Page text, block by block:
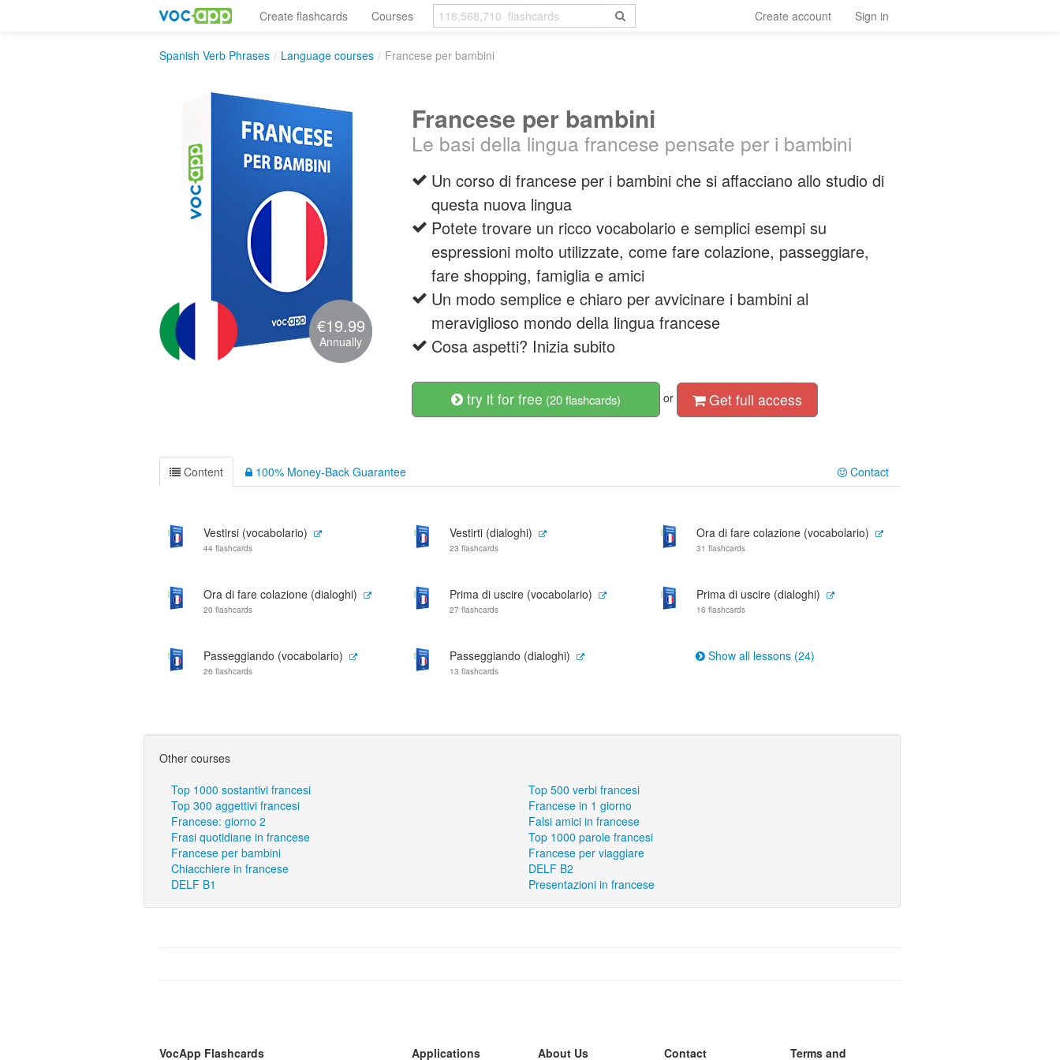
Create flashcards Courses Create account Sign in
Spanish Verb Phrases / Language courses / Francese per bambini
€19.99
Annually
Francese per bambini
Le basi della lingua francese pensate per i bambini
Un corso di francese per i bambini che si affacciano allo studio di
questa nuova lingua
Potete trovare un ricco vocabolario e semplici esempi su
espressioni molto utilizzate, come fare colazione, passeggiare,
fare shopping, famiglia e amici
Un modo semplice e chiaro per avvicinare i bambini al
meraviglioso mondo della lingua francese
Cosa aspetti? Inizia subito
try it for free (20 flashcards) or Get full access
Content 100% Money-Back Guarantee Contact
Vestirsi (vocabolario)
44 flashcards
Vestirti (dialoghi)
23 flashcards
Ora di fare colazione (vocabolario)
31 flashcards
Ora di fare colazione (dialoghi)
20 flashcards
Prima di uscire (vocabolario)
27 flashcards
Prima di uscire (dialoghi)
16 flashcards
Passeggiando (vocabolario)
26 flashcards
Passeggiando (dialoghi)
13 flashcards
Show all lessons (24)
Other courses
Top 1000 sostantivi francesi
Top 500 verbi francesi
Top 300 aggettivi francesi
Francese in 1 giorno
Francese: giorno 2
Falsi amici in francese
Frasi quotidiane in francese
Top 1000 parole francesi
Francese per bambini
Francese per viaggiare
Chiacchiere in francese
DELF B2
DELF B1
Presentazioni in francese
VocApp Flashcards Applications About Us Contact Terms and